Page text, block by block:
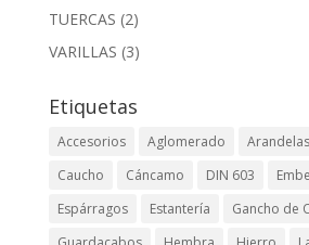
TUERCAS (2)
VARILLAS (3)
Etiquetas
Accesorios Aglomerado Arandelas
Caucho
Cáncamo DIN 603
Espárragos
Estantería Gancho de